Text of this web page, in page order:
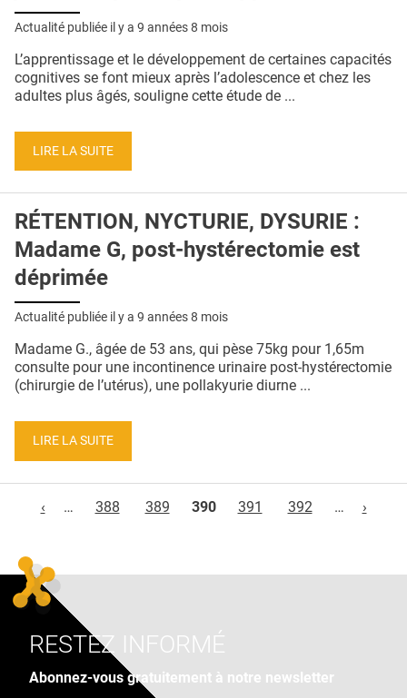
Actualité publiée il y a 9 années 8 mois
L’apprentissage et le développement de certaines capacités
cognitives se font mieux après l’adolescence et chez les
adultes plus âgés, souligne cette étude de ...
LIRE LA SUITE
RÉTENTION, NYCTURIE, DYSURIE :
Madame G, post-hystérectomie est
déprimée
Actualité publiée il y a 9 années 8 mois
Madame G., âgée de 53 ans, qui pèse 75kg pour 1,65m
consulte pour une incontinence urinaire post-hystérectomie
(chirurgie de l’utérus), une pollakyurie diurne ...
LIRE LA SUITE
‹
… 388 389 390 391 392 … ›
RESTEZ INFORMÉ
Abonnez-vous gratuitement à notre newsletter